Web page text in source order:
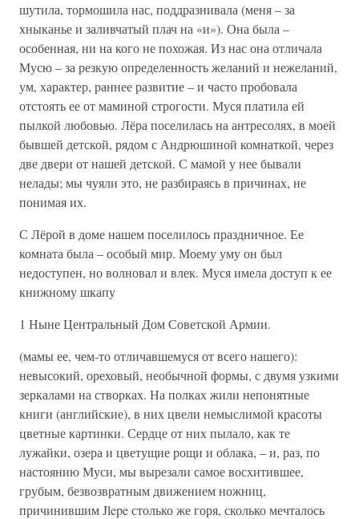
шутила, тормошила нас, поддразнивала (меня – за
хныканье и заливчатый плач на «и»). Она была –
особенная, ни на кого не похожая. Из нас она отличала
Мусю – за резкую определенность желаний и нежеланий,
ум, характер, раннее развитие – и часто пробовала
отстоять ее от маминой строгости. Муся платила ей
пылкой любовью. Лёра поселилась на антресолях, в моей
бывшей детской, рядом с Андрюшиной комнаткой, через
две двери от нашей детской. С мамой у нее бывали
нелады; мы чуяли это, не разбираясь в причинах, не
понимая их.
С Лёрой в доме нашем поселилось праздничное. Ее
комната была – особый мир. Моему уму он был
недоступен, но волновал и влек. Муся имела доступ к ее
книжному шкапу
1 Ныне Центральный Дом Советской Армии.
(мамы ее, чем-то отличавшемуся от всего нашего):
невысокий, ореховый, необычной формы, с двумя узкими
зеркалами на створках. На полках жили непонятные
книги (английские), в них цвели немыслимой красоты
цветные картинки. Сердце от них пылало, как те
лужайки, озера и цветущие рощи и облака, – и, раз, по
настоянию Муси, мы вырезали самое восхитившее,
грубым, безвозвратным движением ножниц,
причинившим Jlepe столько же горя, сколько мечталось